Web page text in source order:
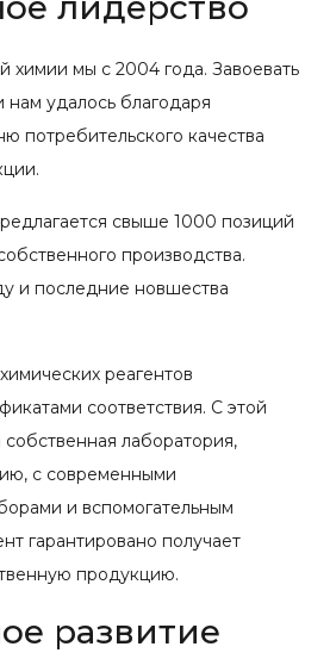
химии мы с 2004 года. Завоевать
удалось благодаря
потребительского качества
свыше 1000 позиций
производства.
и последние новшества
реагентов
соответствия. С этой
лаборатория,
с современными
и вспомогательным
гарантировано получает
продукцию.
развитие